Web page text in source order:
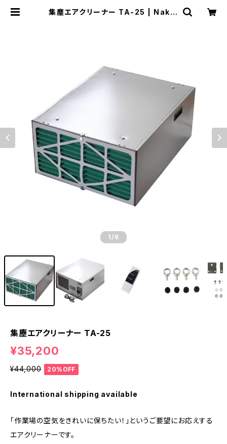
集塵エアクリーナー TA-25 | Nakaj
1 /6
集塵エアクリーナー TA-25
¥35,200
¥44,000 20%OFF
International shipping available
「作業場の空気をきれいに保ちたい！」というご要望にお応えする
エアクリーナーです。